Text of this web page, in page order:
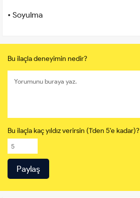
• Soyulma
Bu ilaçla deneyimin nedir?
Bu ilaçla kaç yıldız verirsin (1'den 5'e kadar)?